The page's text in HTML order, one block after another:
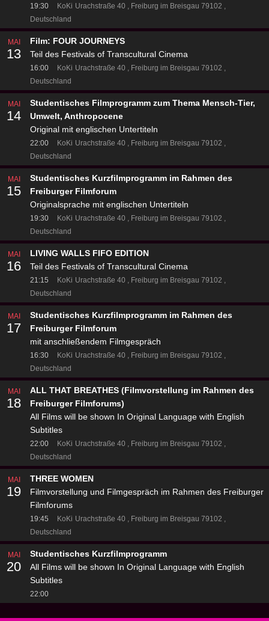
19:30 KoKi Urachstraße 40
Freiburg im Breisgau 79102
Deutschland
MAI
13
Film: FOUR JOURNEYS
Teil des Festivals of Transcultural Cinema
16:00 KoKi Urachstraße 40
Freiburg im Breisgau 79102
Deutschland
MAI
14
Studentisches Filmprogramm zum Thema Mensch-Tier,
Umwelt, Anthropocene
Original mit englischen Untertiteln
22:00 KoKi Urachstraße 40
Freiburg im Breisgau 79102
Deutschland
MAI
15
Studentisches Kurzfilmprogramm im Rahmen des
Freiburger Filmforum
Originalsprache mit englischen Untertiteln
19:30 KoKi Urachstraße 40
Freiburg im Breisgau 79102
Deutschland
MAI
16
LIVING WALLS FIFO EDITION
Teil des Festivals of Transcultural Cinema
21:15 KoKi Urachstraße 40
Freiburg im Breisgau 79102
Deutschland
MAI
17
Studentisches Kurzfilmprogramm im Rahmen des
Freiburger Filmforum
mit anschließendem Filmgespräch
16:30 KoKi Urachstraße 40
Freiburg im Breisgau 79102
Deutschland
MAI
18
ALL THAT BREATHES (Filmvorstellung im Rahmen des
Freiburger Filmforums)
All Films will be shown In Original Language with English
Subtitles
22:00 KoKi Urachstraße 40
Freiburg im Breisgau 79102
Deutschland
MAI
19
THREE WOMEN
Filmvorstellung und Filmgespräch im Rahmen des Freiburger
Filmforums
19:45 KoKi Urachstraße 40
Freiburg im Breisgau 79102
Deutschland
MAI
20
Studentisches Kurzfilmprogramm
All Films will be shown In Original Language with English
Subtitles
22:00